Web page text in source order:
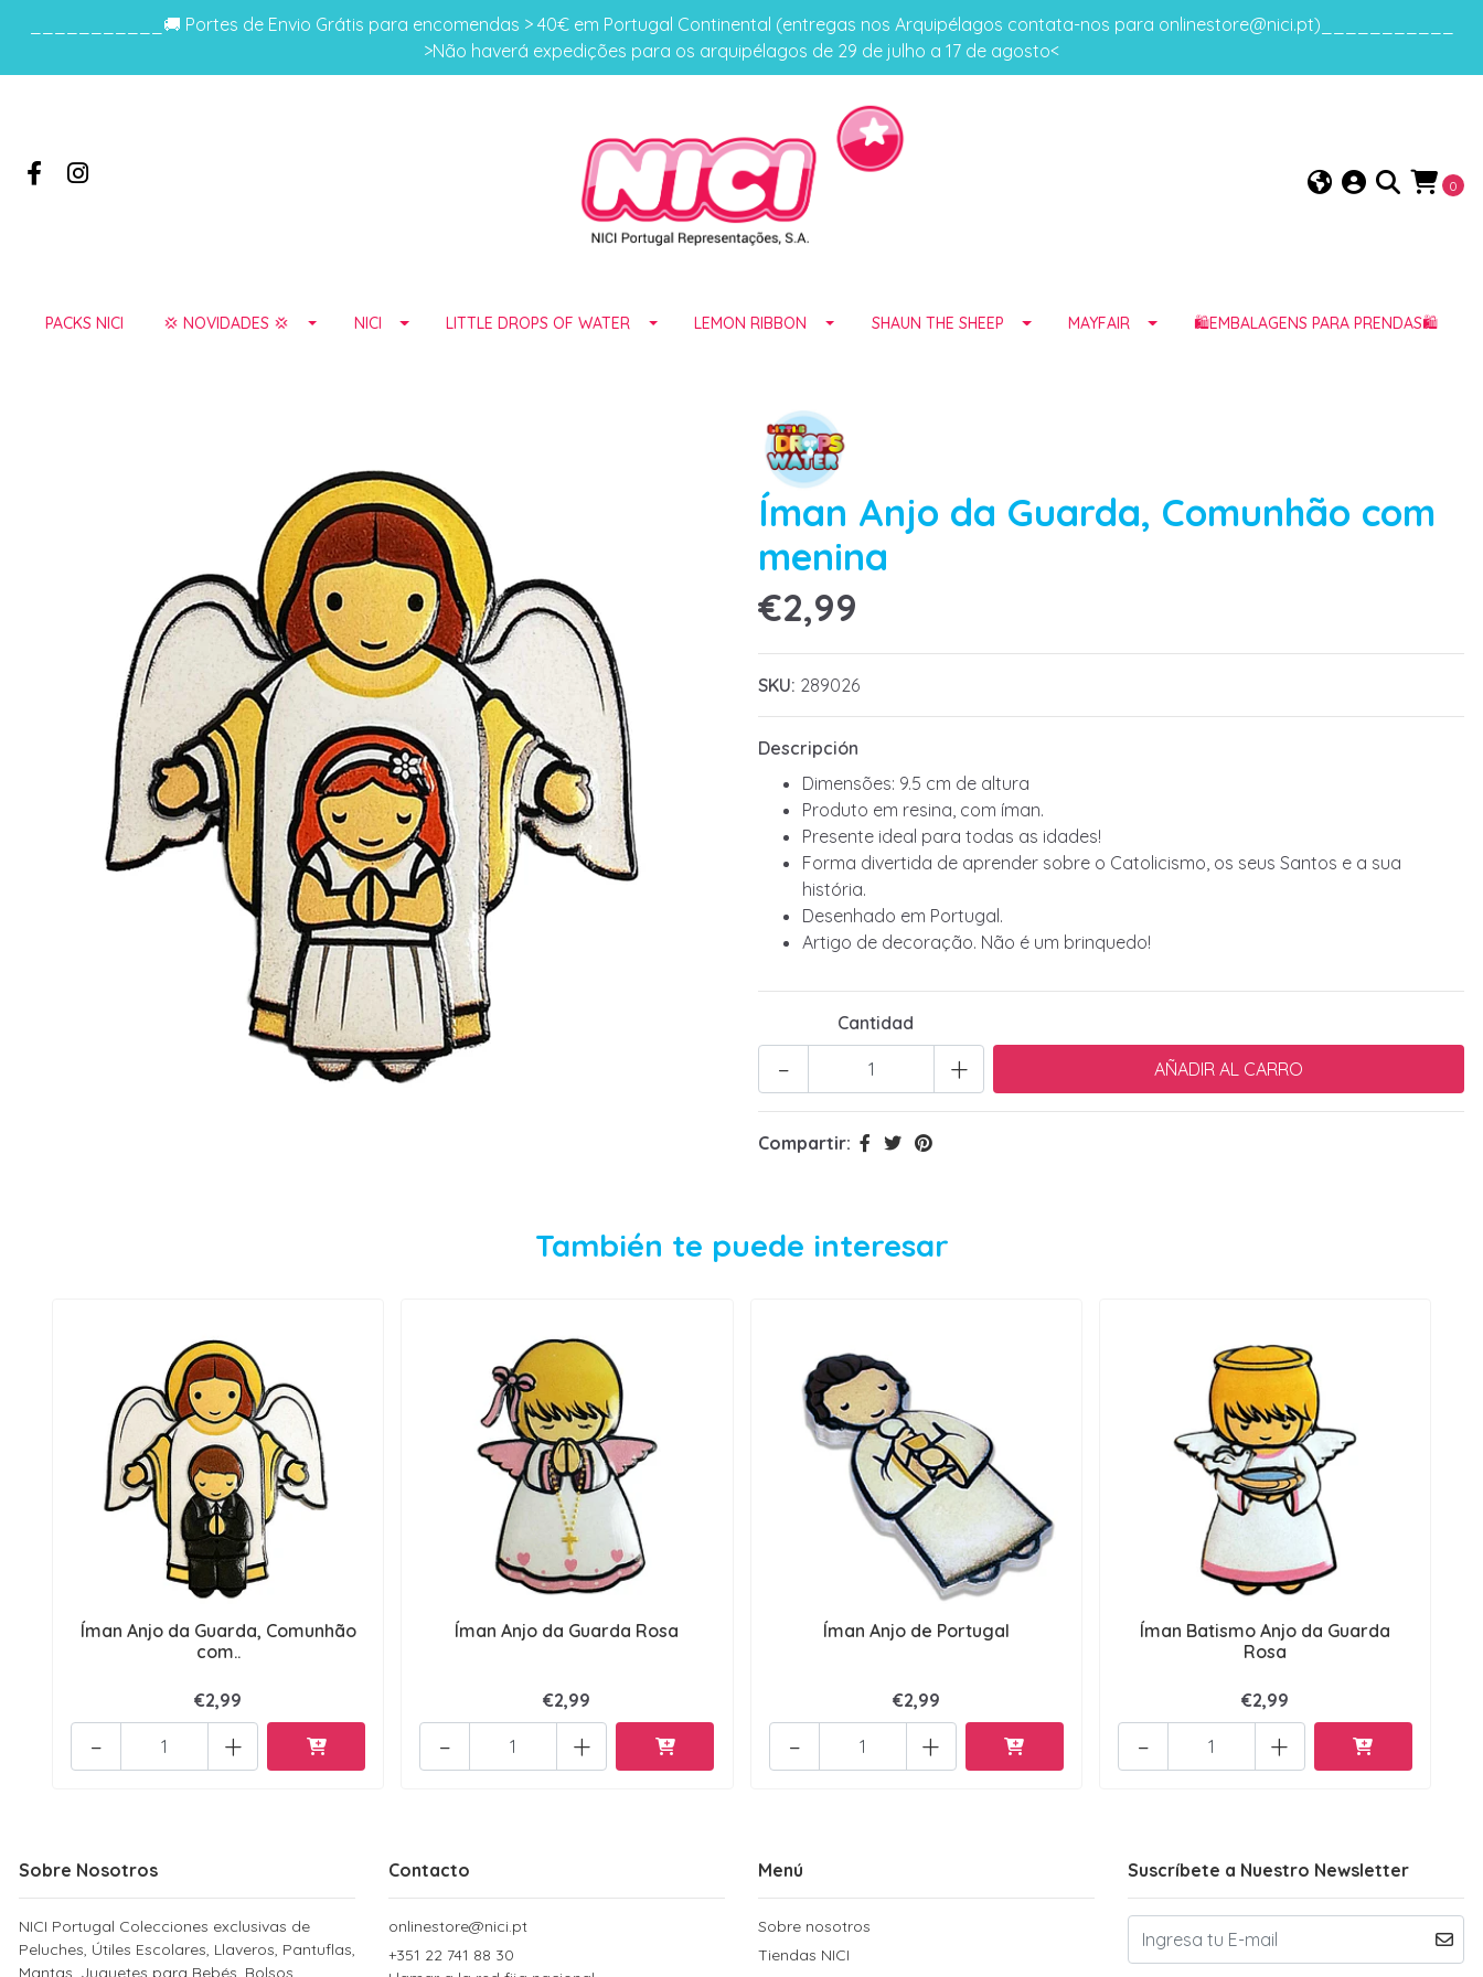
___________🚚 Portes de Envio Grátis para encomendas > 40€ em Portugal Continental (entregas nos Arquipélagos contata-nos para onlinestore@nici.pt)___________
>Não haverá expedições para os arquipélagos de 29 de julho a 17 de agosto<
0
PACKS NICI 💢 NOVIDADES 💢 NICI LITTLE DROPS OF WATER LEMON RIBBON SHAUN THE SHEEP MAYFAIR 🛍️EMBALAGENS PARA PRENDAS🛍️
Íman Anjo da Guarda, Comunhão com
menina
€2,99
SKU: 289026
Descripción
Dimensões: 9.5 cm de altura
Produto em resina, com íman.
Presente ideal para todas as idades!
Forma divertida de aprender sobre o Catolicismo, os seus Santos e a sua
história.
Desenhado em Portugal.
Artigo de decoração. Não é um brinquedo!
Cantidad
+
-
Compartir:
También te puede interesar
Íman Anjo da Guarda, Comunhão
com..
€2,99
+
-
Íman Anjo da Guarda Rosa
€2,99
+
-
Íman Anjo de Portugal
€2,99
+
-
Íman Batismo Anjo da Guarda
Rosa
€2,99
+
-
Sobre Nosotros
NICI Portugal Colecciones exclusivas de
Peluches, Útiles Escolares, Llaveros, Pantuflas,
Mantas, Juguetes para Bebés, Bolsos,
Contacto
onlinestore@nici.pt
+351 22 741 88 30
Menú
Sobre nosotros
Tiendas NICI
Suscríbete a Nuestro Newsletter